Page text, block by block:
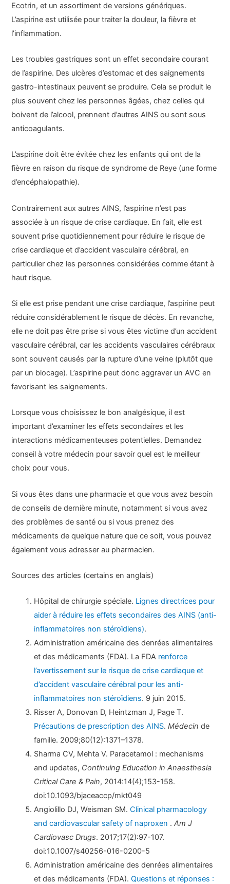
Ecotrin, et un assortiment de versions génériques.
L’aspirine est utilisée pour traiter la douleur, la fièvre et
l’inflammation.
Les troubles gastriques sont un effet secondaire courant
de l’aspirine. Des ulcères d’estomac et des saignements
gastro-intestinaux peuvent se produire. Cela se produit le
plus souvent chez les personnes âgées, chez celles qui
boivent de l’alcool, prennent d’autres AINS ou sont sous
anticoagulants.
L’aspirine doit être évitée chez les enfants qui ont de la
fièvre en raison du risque de syndrome de Reye (une forme
d’encéphalopathie).
Contrairement aux autres AINS, l’aspirine n’est pas
associée à un risque de crise cardiaque. En fait, elle est
souvent prise quotidiennement pour réduire le risque de
crise cardiaque et d’accident vasculaire cérébral, en
particulier chez les personnes considérées comme étant à
haut risque.
Si elle est prise pendant une crise cardiaque, l’aspirine peut
réduire considérablement le risque de décès. En revanche,
elle ne doit pas être prise si vous êtes victime d’un accident
vasculaire cérébral, car les accidents vasculaires cérébraux
sont souvent causés par la rupture d’une veine (plutôt que
par un blocage). L’aspirine peut donc aggraver un AVC en
favorisant les saignements.
Lorsque vous choisissez le bon analgésique, il est
important d’examiner les effets secondaires et les
interactions médicamenteuses potentielles. Demandez
conseil à votre médecin pour savoir quel est le meilleur
choix pour vous.
Si vous êtes dans une pharmacie et que vous avez besoin
de conseils de dernière minute, notamment si vous avez
des problèmes de santé ou si vous prenez des
médicaments de quelque nature que ce soit, vous pouvez
également vous adresser au pharmacien.
Sources des articles (certains en anglais)
Hôpital de chirurgie spéciale. Lignes directrices pour
aider à réduire les effets secondaires des AINS (anti-
inflammatoires non stéroïdiens).
Administration américaine des denrées alimentaires
et des médicaments (FDA). La FDA renforce
l’avertissement sur le risque de crise cardiaque et
d’accident vasculaire cérébral pour les anti-
inflammatoires non stéroïdiens. 9 juin 2015.
Risser A, Donovan D, Heintzman J, Page T.
Précautions de prescription des AINS.Médecin de
famille. 2009;80(12):1371–1378.
Sharma CV, Mehta V. Paracetamol : mechanisms
and updates, Continuing Education in Anaesthesia
Critical Care & Pain, 2014:14(4);153-158.
doi:10.1093/bjaceaccp/mkt049
Angiolillo DJ, Weisman SM.Clinical pharmacology
and cardiovascular safety of naproxen .Am J
Cardiovasc Drugs. 2017;17(2):97-107.
doi:10.1007/s40256-016-0200-5
Administration américaine des denrées alimentaires
et des médicaments (FDA).Questions et réponses :